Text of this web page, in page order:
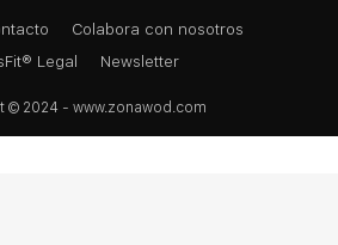
Colabora con nosotros
Legal
Newsletter
© 2024 - www.zonawod.com